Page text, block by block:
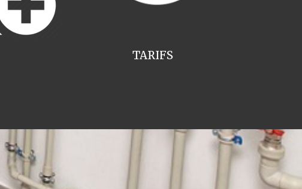
TARIFS